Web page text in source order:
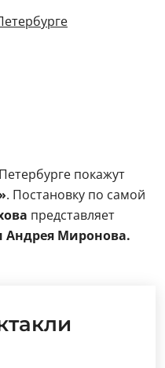
покажут
. Постановку по самой
представляет
Андрея Миронова.